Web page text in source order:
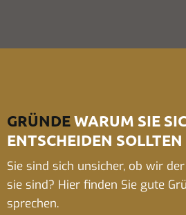
GRÜNDEWARUM SIE
ENTSCHEIDEN SOLLTEN
Sie sind sich unsicher, ob wir
sie sind? Hier finden Sie gute
sprechen.